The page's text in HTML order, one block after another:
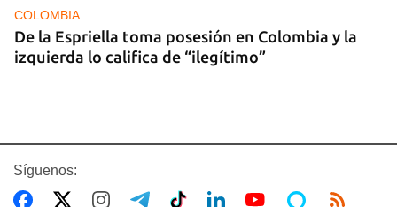
COLOMBIA
De la Espriella toma posesión en Colombia y la
izquierda lo califica de “ilegítimo”
Síguenos: